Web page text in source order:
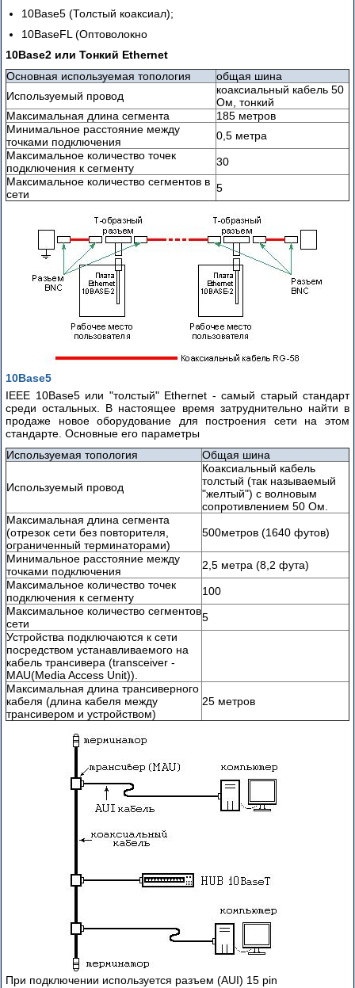
10Base5 (Толстый коаксиал);
10BaseFL (Оптоволокно
10Base2 или Тонкий Ethernet
Основная используемая топология
общая шина
Используемый провод
коаксиальный кабель 50
Ом, тонкий
Максимальная длина сегмента
185 метров
Минимальное расстояние между
точками подключения
0,5 метра
Максимальное количество точек
подключения к сегменту
30
Максимальное количество сегментов в
сети
5
10Base5
IEEE 10Base5 или "толстый" Ethernet - самый старый стандарт
среди остальных. В настоящее время затруднительно найти в
продаже новое оборудование для построения сети на этом
стандарте. Основные его параметры
Используемая топология
Общая шина
Используемый провод
Коаксиальный кабель
толстый (так называемый
"желтый") с волновым
сопротивлением 50 Ом.
Максимальная длина сегмента
(отрезок сети без повторителя,
ограниченный терминаторами)
500метров (1640 футов)
Минимальное расстояние между
точками подключения
2,5 метра (8,2 фута)
Максимальное количество точек
подключения к сегменту
100
Максимальное количество сегментов
сети
5
Устройства подключаются к сети
посредством устанавливаемого на
кабель трансивера (transceiver -
MAU(Media Access Unit)).
Максимальная длина трансиверного
кабеля (длина кабеля между
трансивером и устройством)
25 метров
При подключении используется разъем (AUI) 15 pin
Fiber)
и
(MMF
—
Multi-
Mode
Fiber)
оптоволокно
Основы
TCP/IP
HUB/
Концентратор
Switch/
начальные
Router/
Маршрутизатор
Виртуальные
Локальные
VLAN
часть
1
VLAN
-
часть
2
VLAN
-
часть
3
Основы
технологии